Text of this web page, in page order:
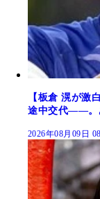
【板倉 滉が激
途中交代――。
2026年08月09日